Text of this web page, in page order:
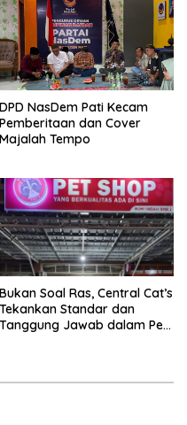
DPD NasDem Pati Kecam
Pemberitaan dan Cover
Majalah Tempo
Bukan Soal Ras, Central Cat’s
Tekankan Standar dan
Tanggung Jawab dalam Pet